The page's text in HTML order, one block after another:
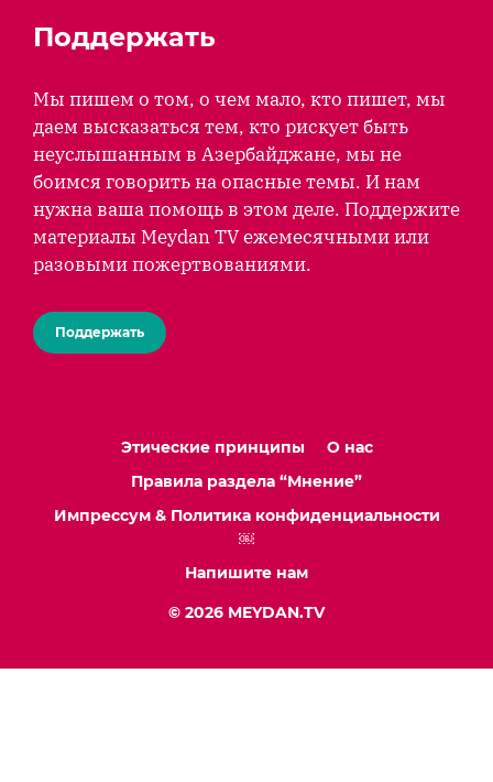
Поддержать
Мы пишем о том, о чем мало, кто пишет, мы
даем высказаться тем, кто рискует быть
неуслышанным в Азербайджане, мы не
боимся говорить на опасные темы. И нам
нужна ваша помощь в этом деле. Поддержите
материалы Meydan TV ежемесячными или
разовыми пожертвованиями.
Поддержать
Этические принципы
О нас
Правила раздела “Мнение”
Импрессум & Политика конфиденциальности
￼
Напишите нам
© 2026 MEYDAN.TV